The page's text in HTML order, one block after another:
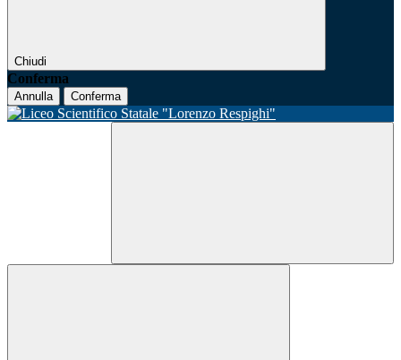
Chiudi
Conferma
Annulla Conferma